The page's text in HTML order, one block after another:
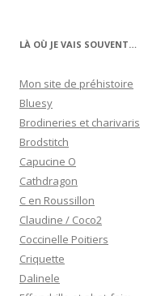
LÀ OÙ JE VAIS SOUVENT…
Mon site de préhistoire
Bluesy
Brodineries et charivaris
Brodstitch
Capucine O
Cathdragon
C en Roussillon
Claudine / Coco2
Coccinelle Poitiers
Criquette
Dalinele